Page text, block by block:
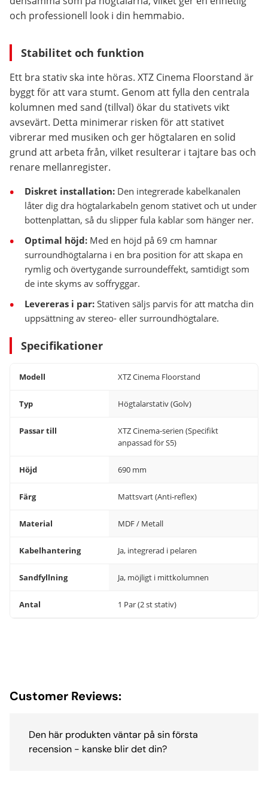
och professionell look i din hemmabio.
Stabilitet och funktion
Ett bra stativ ska inte höras. XTZ Cinema Floorstand är
byggt för att vara stumt. Genom att fylla den centrala
kolumnen med sand (tillval) ökar du stativets vikt
avsevärt. Detta minimerar risken för att stativet
vibrerar med musiken och ger högtalaren en solid
grund att arbeta från, vilket resulterar i tajtare bas och
renare mellanregister.
Diskret installation: Den integrerade kabelkanalen
låter dig dra högtalarkabeln genom stativet och ut under
bottenplattan, så du slipper fula kablar som hänger ner.
Optimal höjd: Med en höjd på 69 cm hamnar
surroundhögtalarna i en bra position för att skapa en
rymlig och övertygande surroundeffekt, samtidigt som
de inte skyms av soffryggar.
Levereras i par: Stativen säljs parvis för att matcha din
uppsättning av stereo- eller surroundhögtalare.
Specifikationer
Modell XTZ Cinema Floorstand
Typ Högtalarstativ (Golv)
Passar till
XTZ Cinema-serien (Specifikt
anpassad för S5)
Höjd 690 mm
Färg Mattsvart (Anti-reflex)
Material MDF / Metall
Kabelhantering Ja, integrerad i pelaren
Sandfyllning Ja, möjligt i mittkolumnen
Antal 1 Par (2 st stativ)
Customer Reviews:
Den här produkten väntar på sin första
recension - kanske blir det din?